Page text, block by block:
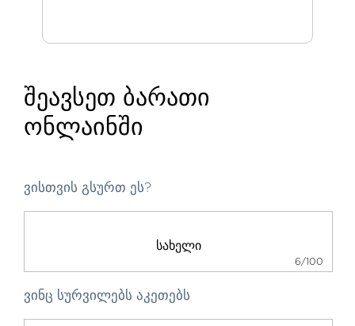
შეავსეთ ბარათი
ონლაინში
ვისთვის გსურთ ეს?
6/100
ვინც სურვილებს აკეთებს